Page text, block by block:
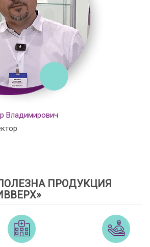
Владимирович
ПРОДУКЦИЯ